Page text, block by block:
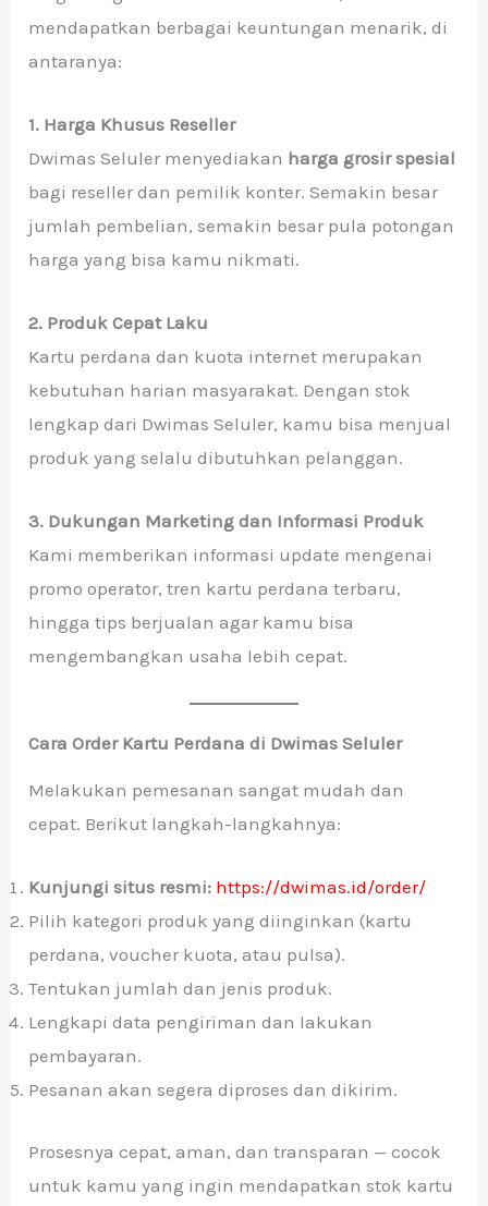
mendapatkan berbagai keuntungan menarik, di
antaranya:
1. Harga Khusus Reseller
Dwimas Seluler menyediakan harga grosir spesial
bagi reseller dan pemilik konter. Semakin besar
jumlah pembelian, semakin besar pula potongan
harga yang bisa kamu nikmati.
2. Produk Cepat Laku
Kartu perdana dan kuota internet merupakan
kebutuhan harian masyarakat. Dengan stok
lengkap dari Dwimas Seluler, kamu bisa menjual
produk yang selalu dibutuhkan pelanggan.
3. Dukungan Marketing dan Informasi Produk
Kami memberikan informasi update mengenai
promo operator, tren kartu perdana terbaru,
hingga tips berjualan agar kamu bisa
mengembangkan usaha lebih cepat.
Cara Order Kartu Perdana di Dwimas Seluler
Melakukan pemesanan sangat mudah dan
cepat. Berikut langkah-langkahnya:
Kunjungi situs resmi: https://dwimas.id/order/
Pilih kategori produk yang diinginkan (kartu
perdana, voucher kuota, atau pulsa).
Tentukan jumlah dan jenis produk.
Lengkapi data pengiriman dan lakukan
pembayaran.
Pesanan akan segera diproses dan dikirim.
Prosesnya cepat, aman, dan transparan — cocok
untuk kamu yang ingin mendapatkan stok kartu